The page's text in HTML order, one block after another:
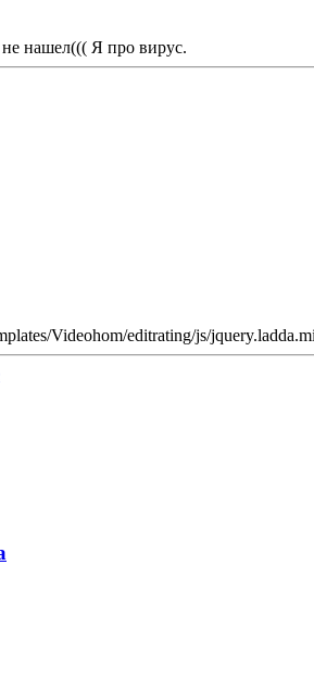
нашел((( Я про вирус.
Videohom/editrating/js/